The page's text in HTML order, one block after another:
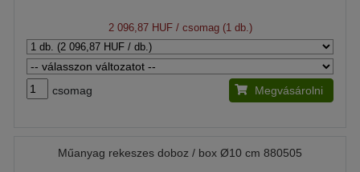
2 096,87 HUF/ csomag (1 db.)
csomag Megvásárolni
Műanyag rekeszes doboz / box Ø10 cm 880505